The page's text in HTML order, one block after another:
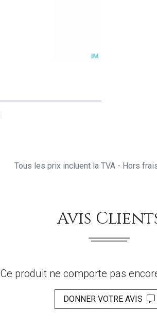
Tous les prix incluent la TVA - Hors
Avis
Ce produit ne comporte pas
DONNER VOTRE AVIS